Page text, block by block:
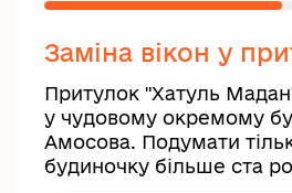
Заміна вікон у
Притулок "Хатуль
у чудовому окремому
Амосова. Подумати
будиночку більше ста